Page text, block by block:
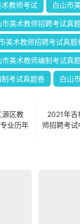
教师考试 白山市
市美术教师招聘考试真
美术教师招聘考试真题
市美术教师编制考试真
考试真题卷 白山
源区教
业历年
2021年吉
师招聘考